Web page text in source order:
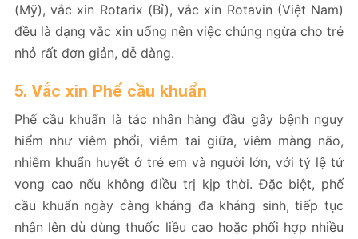
(Mỹ), vắc xin Rotarix (Bỉ), vắc xin Rotavin (Việt Nam)
đều là dạng vắc xin uống nên việc chủng ngừa cho trẻ
nhỏ rất đơn giản, dễ dàng.
5. Vắc xin Phế cầu khuẩn
Phế cầu khuẩn là tác nhân hàng đầu gây bệnh nguy
hiểm như viêm phổi, viêm tai giữa, viêm màng não,
nhiễm khuẩn huyết ở trẻ em và người lớn, với tỷ lệ tử
vong cao nếu không điều trị kịp thời. Đặc biệt, phế
cầu khuẩn ngày càng kháng đa kháng sinh, tiếp tục
nhân lên dù dùng thuốc liều cao hoặc phối hợp nhiều